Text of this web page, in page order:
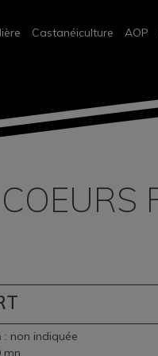
Castanéiculture AOP
: non indiquée
mn